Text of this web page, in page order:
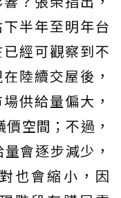
半年至明年台
經可觀察到不
陸續交屋後，
供給量偏大，
空間；不過，
會逐步減少，
也會縮小，因